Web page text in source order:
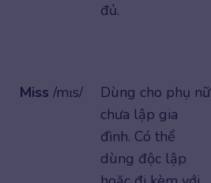
đủ.
Miss /mɪs/
Dùng cho phụ nữ
chưa lập gia
đình. Có thể
dùng độc lập